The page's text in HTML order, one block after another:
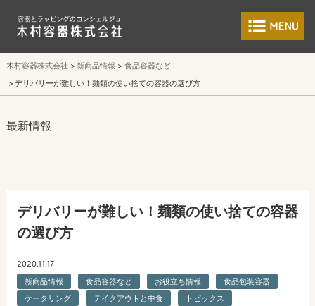
食品包装容器と
木村容器株式会社 新商品情報
食品容器など
デリバリーが難しい！麺類の使い捨ての容器の選び方
最新情報
デリバリーが難しい！麺類の使い捨ての容器
の選び方
2020.11.17
新商品情報
食品容器など お役立ち情報
食品包装容器
ケータリング
テイクアウトと中食 トピックス